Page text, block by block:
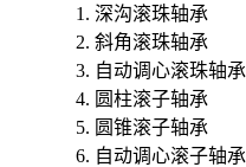
深沟滚珠轴承
斜角滚珠轴承
自动调心滚珠轴承
圆柱滚子轴承
圆锥滚子轴承
自动调心滚子轴承